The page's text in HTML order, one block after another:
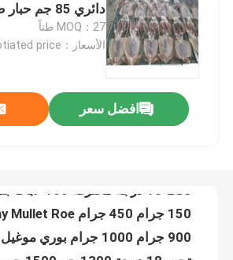
المنزل
فيديوهات
جولة في المصنع
دائري 85 جم حبار طازج مجمد
MOQ：27 طناً
الأسعار：Negotiated price
افضل سعر